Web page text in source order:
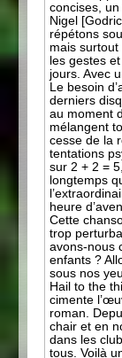
concises,
Nigel
répétons
mais
les gestes
jours. Avec
Le besoin
derniers
au moment
mélangent
cesse de la
tentations
sur 2 + 2 =
longtemps
heure
Cette
trop
avons-nous
enfants ?
sous nos
Hail to the
cimente
roman.
chair et en
dans les
tous. Voilà